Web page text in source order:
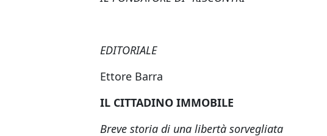
EDITORIALE
Ettore Barra
IL CITTADINO IMMOBILE
Breve storia di una libertà sorvegliata